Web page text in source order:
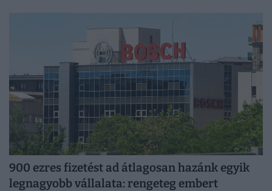
900 ezres fizetést ad átlagosan hazánk egyik
legnagyobb vállalata: rengeteg embert